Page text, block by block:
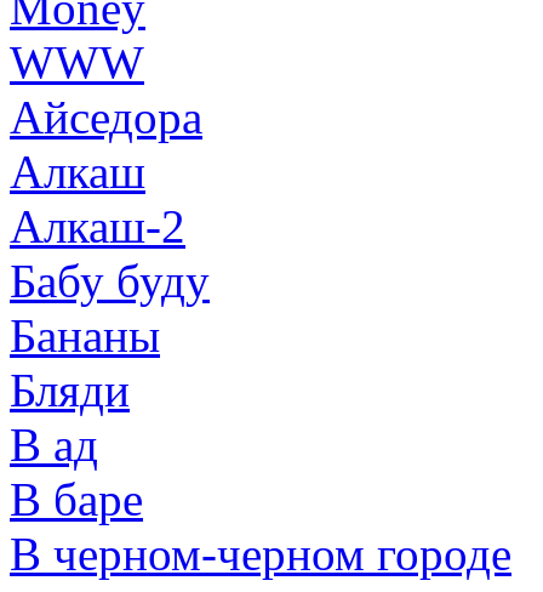
WWW
Айседоpа
Алкаш
Алкаш-2
Бабу буду
Бананы
Бляди
В ад
В баре
В черном-черном городе